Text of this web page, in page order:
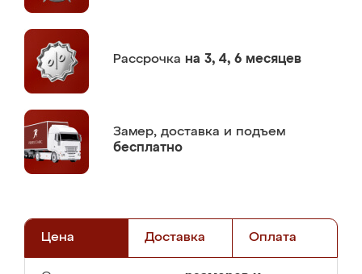
Рассрочка на 3, 4, 6 месяцев
Замер, доставка и подъем
бесплатно
Цена Доставка Оплата